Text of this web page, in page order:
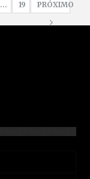
… 19 PRÓXIMO